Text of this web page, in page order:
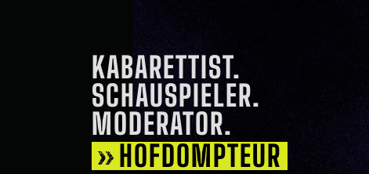
KABARETTIST.
SCHAUSPIELER.
MODERATOR.
HOFDOMPTEUR